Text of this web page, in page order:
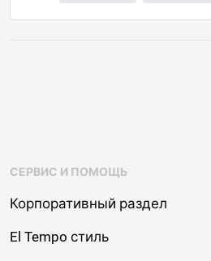
СЕРВИС И ПОМОЩЬ
Корпоративный раздел
El Tempo стиль